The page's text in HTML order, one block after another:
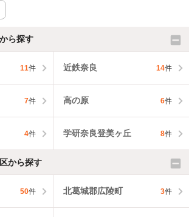
ら探す
11件 近鉄奈良 14件
7件 高の原 6件
4件 学研奈良登美ヶ丘 8件
から探す
50件 北葛城郡広陵町 3件